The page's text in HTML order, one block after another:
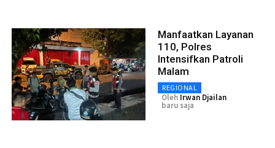
Manfaatkan Layanan
110, Polres
Intensifkan Patroli
Malam
REGIONAL
Oleh Irwan Djailan
baru saja